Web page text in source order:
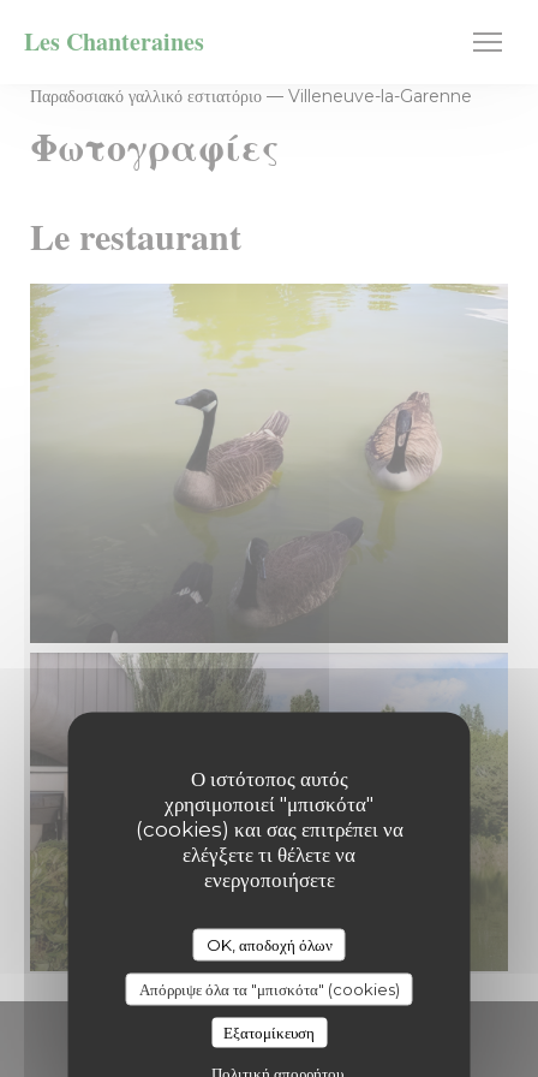
Ο ιστότοπος αυτός
χρησιμοποιεί "μπισκότα"
(cookies) και σας επιτρέπει να
ελέγξετε τι θέλετε να
ενεργοποιήσετε
OK, αποδοχή όλων
Απόρριψε όλα τα "μπισκότα" (cookies)
Εξατομίκευση
Πολιτική απορρήτου
Les Chanteraines
Παραδοσιακό γαλλικό εστιατόριο — Villeneuve-la-Garenne
Φωτογραφίες
Le restaurant
Les Chanteraines